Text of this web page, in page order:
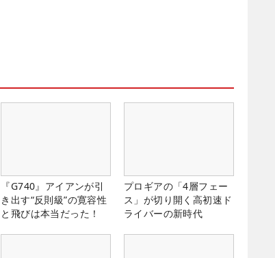
『G740』アイアンが引
き出す“反則級”の寛容性
と飛びは本当だった！
プロギアの「4層フェー
ス」が切り開く高初速ド
ライバーの新時代